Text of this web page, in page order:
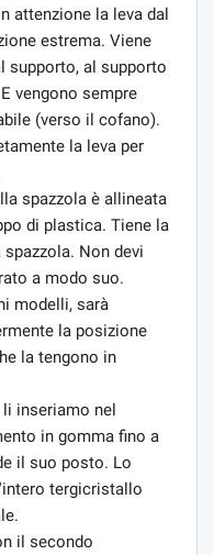
attenzione la leva dal
estrema. Viene
supporto, al supporto
vengono sempre
(verso il cofano).
la leva per
spazzola è allineata
di plastica. Tiene la
Non devi
a modo suo.
modelli, sarà
la posizione
la tengono in
inseriamo nel
in gomma fino a
il suo posto. Lo
tergicristallo
il secondo